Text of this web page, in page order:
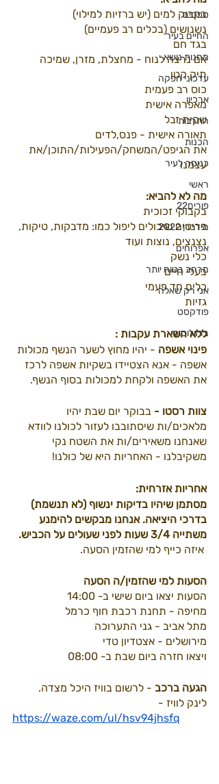
טפסים
החיים בעיר
מחנות נושא
עדכוני הפקה
ארכיון
התרבות
הכנות
כניסה לעיר
ראשי
פורים22
מידברן 2022
אפרוחים
מרחב בטוח יותר
אני רק שאלה
פודקסט
ברנלוסופי
בקבוק למים (יש ברזיות למילוי)
נשנושים (בכלים רב פעמיים)
בגד חם
אם נרצה לנוח - מחצלת, מזרן, שמיכה
תיק קטן
כוס רב פעמית
מאפרה אישית
שקית זבל
תאורה אישית - פנס,לדים
את הגיפט/המשחק/הפעילות/התוכן/את
עצמנו
מה לא להביא:
בקבוקי זכוכית
פריטים שיכולים ליפול כמו: מדבקות, טיקות,
נצנצים, נוצות ועוד
כלי נשק
בעלי חיים
כלים חד פעמי
גזיות
ללא השארת עקבות :
פינוי אשפה - יהיו מחוץ לשער הנשף מכולות
אשפה - אנא הצטיידו בשקיות אשפה לרכז
את האשפה ולקחת למכולות בסוף הנשף.
צוות רסטו - בבוקר יום שבת יהיו
מלאכים/ות שיסתובבו לעזור לכולנו לוודא
שאנחנו משאירים/ות את השטח נקי
משקיבלנו - האחריות היא של כולנו!
אחריות אזרחית:
מסתמן שיהיו בדיקות ינשוף (לא תנשמת)
בדרכי היציאה. אנחנו מבקשים להימנע
משתייה 3/4 שעות לפני שעולים על הכביש.
איזה כייף למי שהזמין הסעה.
הסעות למי שהזמין/ה הסעה
הסעות יצאו ביום שישי ב- 14:00
מחיפה - תחנת רכבת חוף כרמל
מתל אביב - גני התערוכה
מירושלים - אצטדיון טדי
ויצאו חזרה ביום שבת ב- 08:00
הגעה ברכב - לרשום בוויז היכל מצדה.
לינק לוויז -
https://waze.com/ul/hsv94jhsfq